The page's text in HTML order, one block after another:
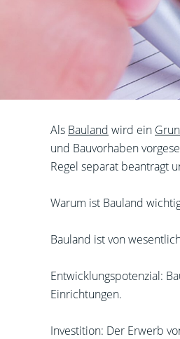
Als Bauland wird ein
und Bauvorhaben
Regel separat beantragt
Warum ist Bauland
Bauland ist von
Entwicklungspotenzial:
Einrichtungen.
Investition: Der Erwerb